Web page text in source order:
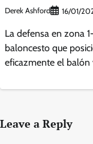
Derek Ashford 16/01/
La defensa en zona
baloncesto que
eficazmente el balón
Leave a Reply